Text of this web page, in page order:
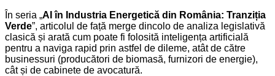
În seria „AI în Industria Energetică din România: Tranziția
Verde”, articolul de față merge dincolo de analiza legislativă
clasică și arată cum poate fi folosită inteligența artificială
pentru a naviga rapid prin astfel de dileme, atât de către
businessuri (producători de biomasă, furnizori de energie),
cât și de cabinete de avocatură.